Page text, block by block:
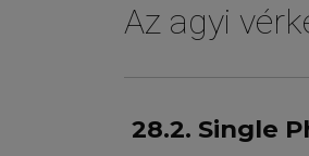
Az agyi
28.2. Single